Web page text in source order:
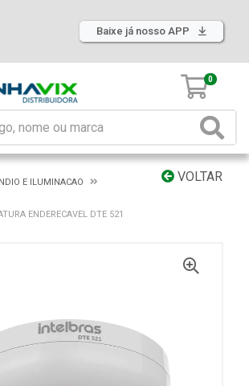
Baixe já nosso APP
0
VOLTAR
E ILUMINACAO
ENDERECAVEL DTE 521